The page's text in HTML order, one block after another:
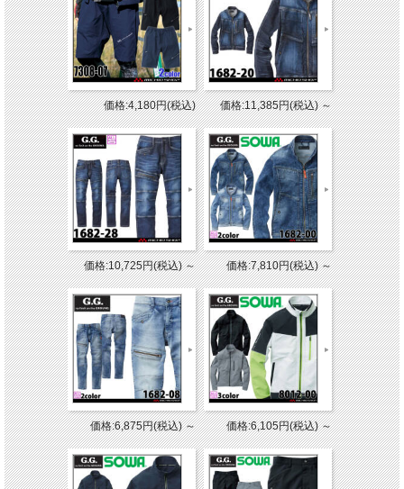
価格:4,180円(税込) 価格:11,385円(税込)～
価格:10,725円(税込)～ 価格:7,810円(税込)～
価格:6,875円(税込)～ 価格:6,105円(税込)～